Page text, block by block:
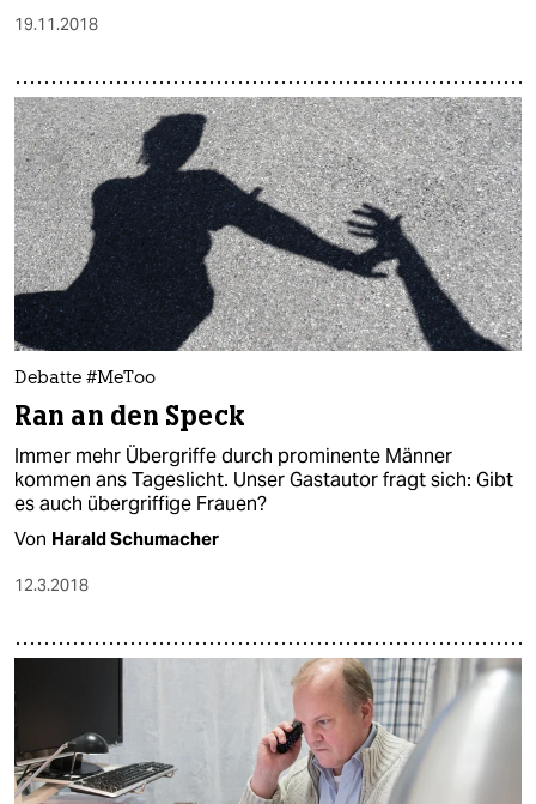
19.11.2018
Debatte #MeToo
Ran an den Speck
Immer mehr Übergriffe durch prominente Männer
kommen ans Tageslicht. Unser Gastautor fragt sich: Gibt
es auch übergriffige Frauen?
Von Harald Schumacher
12.3.2018